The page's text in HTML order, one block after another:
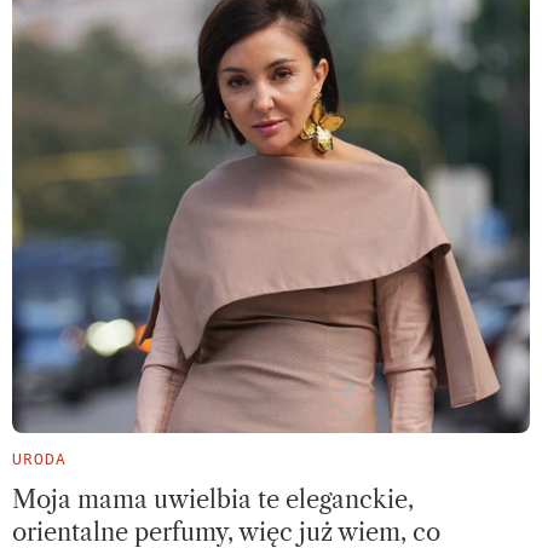
URODA
Moja mama uwielbia te eleganckie,
orientalne perfumy, więc już wiem, co